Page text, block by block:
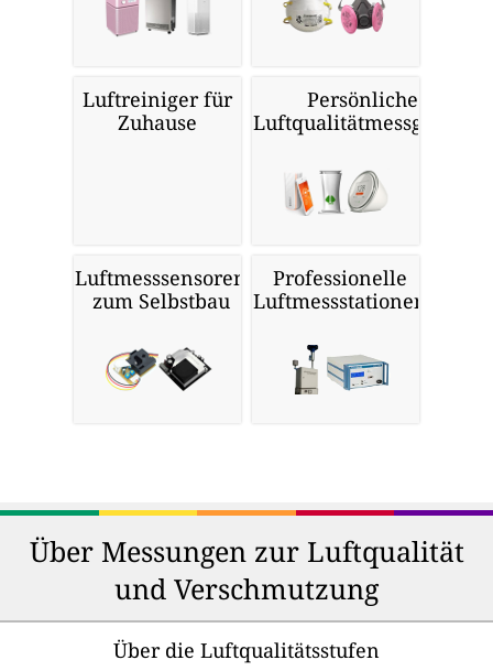
Luftreiniger für
Zuhause
Persönliche
Luftqualitätmessgeräte
Luftmesssensoren
zum Selbstbau
Professionelle
Luftmessstationen
Über Messungen zur Luftqualität
und Verschmutzung
Über die Luftqualitätsstufen